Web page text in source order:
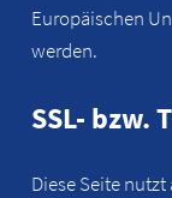
Europäischen
werden.
SSL- bzw.
Diese Seite